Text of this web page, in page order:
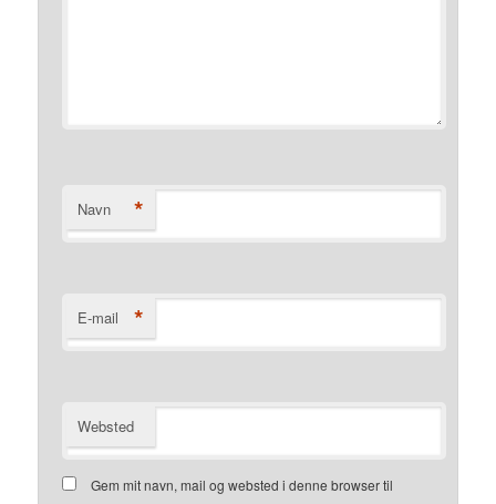
Navn *
E-mail *
Websted
Gem mit navn, mail og websted i denne browser til